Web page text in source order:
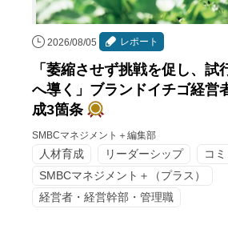
2026/08/05 レポート
「萎縮させず挑戦を促し、試
へ導く」ブランドイチゴ経営
成3箇条
SMBCマネジメント＋編集部
人材育成 リーダーシップ
コ
SMBCマネジメント＋（プラス）
経営者・経営幹部・管理職